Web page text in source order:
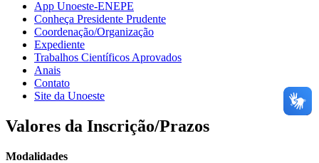
App Unoeste-ENEPE
Conheça Presidente Prudente
Coordenação/Organização
Expediente
Trabalhos Científicos Aprovados
Anais
Contato
Site da Unoeste
Valores da Inscrição/Prazos
Modalidades